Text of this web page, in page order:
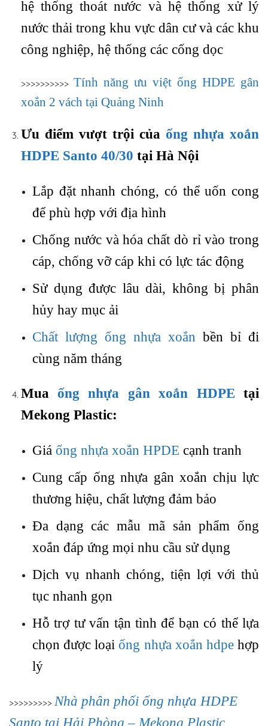
hệ thống thoát nước và hệ thống xử lý
nước thải trong khu vực dân cư và các khu
công nghiệp, hệ thống các cống dọc
>>>>>>>>>> Tính năng ưu việt ống HDPE gân
xoắn 2 vách tại Quảng Ninh
Ưu điểm vượt trội của ống nhựa xoắn
HDPE Santo 40/30 tại Hà Nội
Lắp đặt nhanh chóng, có thể uốn cong
để phù hợp với địa hình
Chống nước và hóa chất dò rỉ vào trong
cáp, chống vỡ cáp khi có lực tác động
Sử dụng được lâu dài, không bị phân
hủy hay mục ải
Chất lượng ống nhựa xoắn bền bỉ đi
cùng năm tháng
Mua ống nhựa gân xoắn HDPEtại
Mekong Plastic:
Giá ống nhựa xoắn HPDE cạnh tranh
Cung cấp ống nhựa gân xoắn chịu lực
thương hiệu, chất lượng đảm bảo
Đa dạng các mẫu mã sản phẩm ống
xoắn đáp ứng mọi nhu cầu sử dụng
Dịch vụ nhanh chóng, tiện lợi với thủ
tục nhanh gọn
Hỗ trợ tư vấn tận tình để bạn có thể lựa
chọn được loạiống nhựa xoắn hdpehợp
lý
>>>>>>>>> Nhà phân phối ống nhựa HDPE
Santo tại Hải Phòng – Mekong Plastic